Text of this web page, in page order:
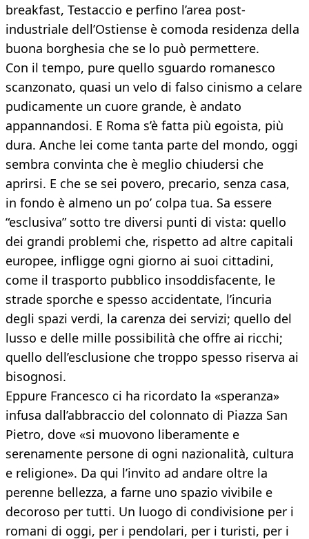
breakfast, Testaccio e perfino l’area post-
industriale dell’Ostiense è comoda residenza della
buona borghesia che se lo può permettere.
Con il tempo, pure quello sguardo romanesco
scanzonato, quasi un velo di falso cinismo a celare
pudicamente un cuore grande, è andato
appannandosi. E Roma s’è fatta più egoista, più
dura. Anche lei come tanta parte del mondo, oggi
sembra convinta che è meglio chiudersi che
aprirsi. E che se sei povero, precario, senza casa,
in fondo è almeno un po’ colpa tua. Sa essere
“esclusiva” sotto tre diversi punti di vista: quello
dei grandi problemi che, rispetto ad altre capitali
europee, infligge ogni giorno ai suoi cittadini,
come il trasporto pubblico insoddisfacente, le
strade sporche e spesso accidentate, l’incuria
degli spazi verdi, la carenza dei servizi; quello del
lusso e delle mille possibilità che offre ai ricchi;
quello dell’esclusione che troppo spesso riserva ai
bisognosi.
Eppure Francesco ci ha ricordato la «speranza»
infusa dall’abbraccio del colonnato di Piazza San
Pietro, dove «si muovono liberamente e
serenamente persone di ogni nazionalità, cultura
e religione». Da qui l’invito ad andare oltre la
perenne bellezza, a farne uno spazio vivibile e
decoroso per tutti. Un luogo di condivisione per i
romani di oggi, per i pendolari, per i turisti, per i